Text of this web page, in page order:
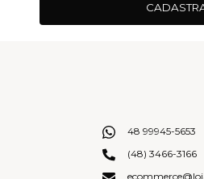
48 99945-5653
(48) 3466-3166